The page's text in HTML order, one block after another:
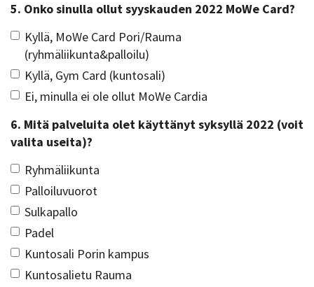
5. Onko sinulla ollut syyskauden 2022 MoWe Card?
Kyllä, MoWe Card Pori/Rauma
(ryhmäliikunta&palloilu)
Kyllä, Gym Card (kuntosali)
Ei, minulla ei ole ollut MoWe Cardia
6. Mitä palveluita olet käyttänyt syksyllä 2022 (voit
valita useita)?
Ryhmäliikunta
Palloiluvuorot
Sulkapallo
Padel
Kuntosali Porin kampus
Kuntosalietu Rauma